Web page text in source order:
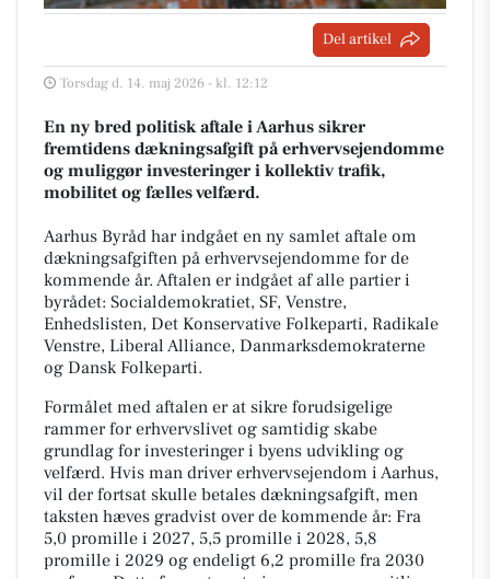
Del artikel
Torsdag d. 14. maj 2026 - kl. 12:12
En ny bred politisk aftale i Aarhus sikrer
fremtidens dækningsafgift på erhvervsejendomme
og muliggør investeringer i kollektiv trafik,
mobilitet og fælles velfærd.
Aarhus Byråd har indgået en ny samlet aftale om
dækningsafgiften på erhvervsejendomme for de
kommende år. Aftalen er indgået af alle partier i
byrådet: Socialdemokratiet, SF, Venstre,
Enhedslisten, Det Konservative Folkeparti, Radikale
Venstre, Liberal Alliance, Danmarksdemokraterne
og Dansk Folkeparti.
Formålet med aftalen er at sikre forudsigelige
rammer for erhvervslivet og samtidig skabe
grundlag for investeringer i byens udvikling og
velfærd. Hvis man driver erhvervsejendom i Aarhus,
vil der fortsat skulle betales dækningsafgift, men
taksten hæves gradvist over de kommende år: Fra
5,0 promille i 2027, 5,5 promille i 2028, 5,8
promille i 2029 og endeligt 6,2 promille fra 2030